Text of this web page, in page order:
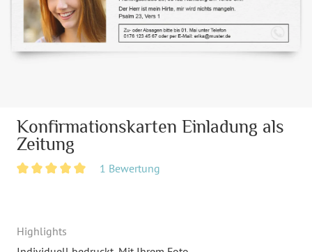
Konfirmationskarten Einladung als
Zeitung
1 Bewertung
Highlights